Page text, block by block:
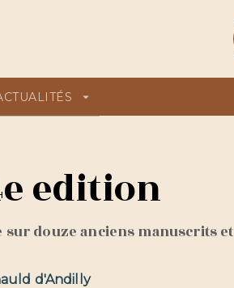
arrow_drop_down
edition
douze anciens manuscrits et
d'Andilly